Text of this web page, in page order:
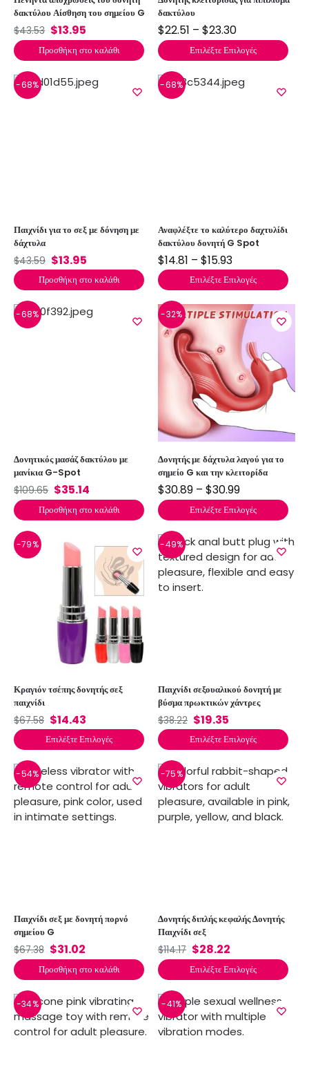
δακτύλου Αίσθηση του σημείου G
$43.53 $13.95
Προσθήκη στο καλάθι
δακτύλου
$22.51 – $23.30
Επιλέξτε Επιλογές
-68%
Παιχνίδι για το σεξ με δόνηση με
δάχτυλα
$43.59 $13.95
Προσθήκη στο καλάθι
-68%
Αναφλέξτε το καλύτερο δαχτυλίδι
δακτύλου δονητή G Spot
$14.81 – $15.93
Επιλέξτε Επιλογές
-68%
Δονητικός μασάζ δακτύλου με
μανίκια G-Spot
$109.65 $35.14
Προσθήκη στο καλάθι
-32%
Δονητής με δάχτυλα λαγού για το
σημείο G και την κλειτορίδα
$30.89 – $30.99
Επιλέξτε Επιλογές
-79%
Κραγιόν τσέπης δονητής σεξ
παιχνίδι
$67.58 $14.43
Επιλέξτε Επιλογές
-49%
Παιχνίδι σεξουαλικού δονητή με
βύσμα πρωκτικών χάντρες
$38.22 $19.35
Επιλέξτε Επιλογές
-54%
Παιχνίδι σεξ με δονητή πορνό
σημείου G
$67.38 $31.02
Προσθήκη στο καλάθι
-75%
Δονητής διπλής κεφαλής Δονητής
Παιχνίδι σεξ
$114.17 $28.22
Επιλέξτε Επιλογές
-34% -41%